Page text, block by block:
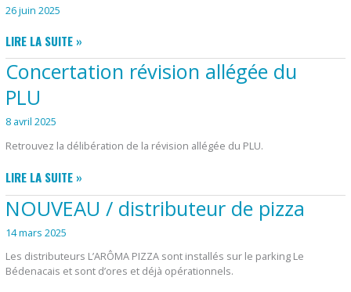
26 juin 2025
TRAVAUX
CONNEXES
AFAFE
2025
LIRE LA SUITE »
Concertation révision allégée du
PLU
8 avril 2025
Retrouvez la délibération de la révision allégée du PLU.
CONCERTATION
RÉVISION
ALLÉGÉE
DU
LIRE LA SUITE »
NOUVEAU / distributeur de pizza
14 mars 2025
Les distributeurs L’ARÔMA PIZZA sont installés sur le parking Le
Bédenacais et sont d’ores et déjà opérationnels.